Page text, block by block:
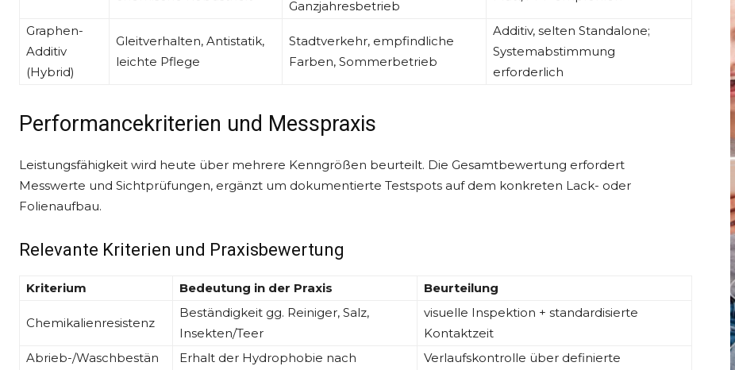
Ganzjahresbetrieb
Graphen-
Additiv
(Hybrid)
Gleitverhalten, Antistatik,
leichte Pflege
Stadtverkehr, empfindliche
Farben, Sommerbetrieb
Additiv, selten Standalone;
Systemabstimmung
erforderlich
Performancekriterien und Messpraxis
Leistungsfähigkeit wird heute über mehrere Kenngrößen beurteilt. Die Gesamtbewertung erfordert
Messwerte und Sichtprüfungen, ergänzt um dokumentierte Testspots auf dem konkreten Lack- oder
Folienaufbau.
Relevante Kriterien und Praxisbewertung
Kriterium Bedeutung in der Praxis Beurteilung
Chemikalienresistenz
Beständigkeit gg. Reiniger, Salz,
Insekten/Teer
visuelle Inspektion + standardisierte
Kontaktzeit
Abrieb-/Waschbestän
Erhalt der Hydrophobie nach
Verlaufskontrolle über definierte